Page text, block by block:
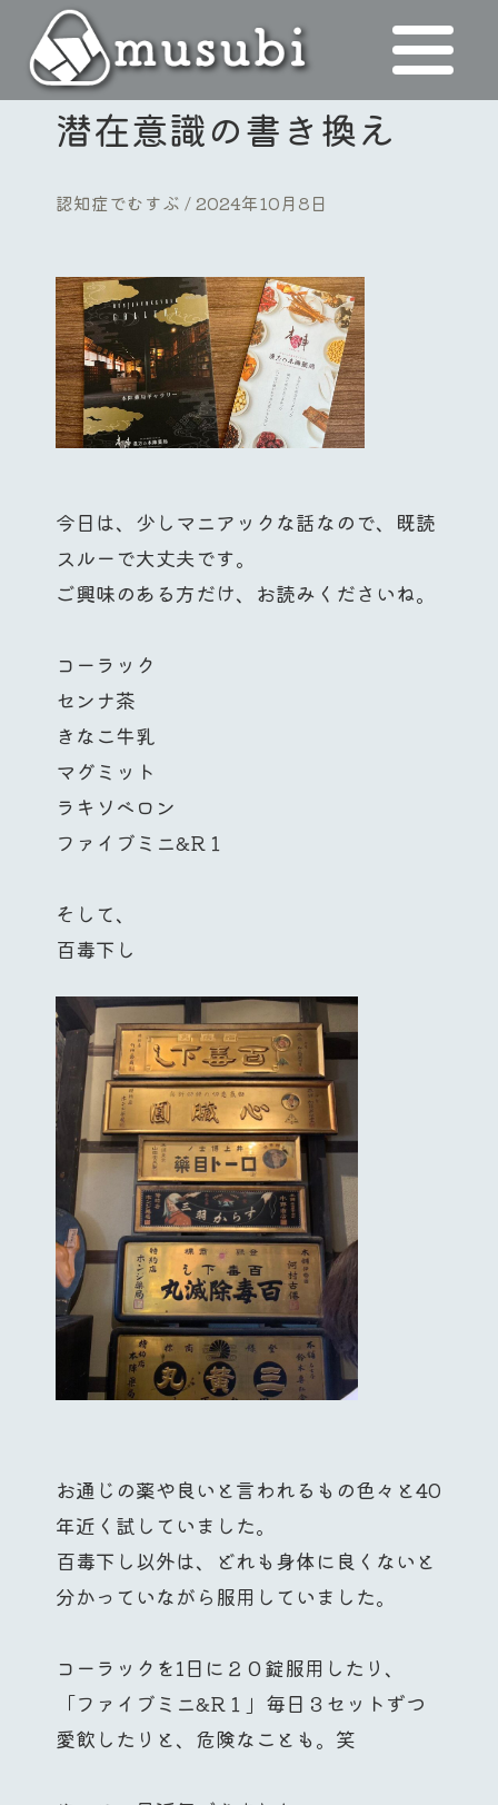
潜在意識の書き換え
認知症でむすぶ 2024年10月8日
今日は、少しマニアックな話なので、既読
スルーで大丈夫です。
ご興味のある方だけ、お読みくださいね。
コーラック
センナ茶
きなこ牛乳
マグミット
ラキソベロン
ファイブミニ&R１
そして、
百毒下し
お通じの薬や良いと言われるもの色々と40
年近く試していました。
百毒下し以外は、どれも身体に良くないと
分かっていながら服用していました。
コーラックを1日に２０錠服用したり、
「ファイブミニ&R１」毎日３セットずつ
愛飲したりと、危険なことも。笑